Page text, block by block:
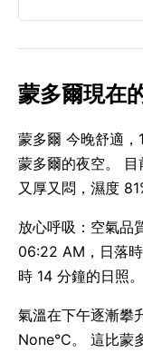
蒙多爾現在
蒙多爾 今晚舒適，
蒙多爾的夜空。
又厚又悶，濕度
放心呼吸：空氣品
06:22 AM，日落
時 14 分鐘的日照。
氣溫在下午逐漸攀
None°C。 這比蒙